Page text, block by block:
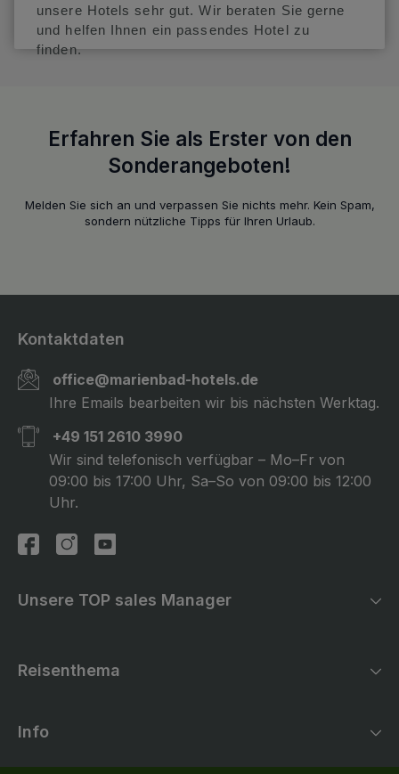
unsere Hotels sehr gut. Wir beraten Sie gerne
und helfen Ihnen ein passendes Hotel zu
finden.
Erfahren Sie als Erster von den
Sonderangeboten!
Melden Sie sich an und verpassen Sie nichts mehr. Kein Spam,
sondern nützliche Tipps für Ihren Urlaub.
Unsere TOP sales Manager
Kontaktdaten
office@marienbad-hotels.de
Ihre Emails bearbeiten wir bis nächsten Werktag.
+49 151 2610 3990
Wir sind telefonisch verfügbar – Mo–Fr von
09:00 bis 17:00 Uhr, Sa–So von 09:00 bis 12:00
Uhr.
Reisenthema
Kur Aufenthalte
Info